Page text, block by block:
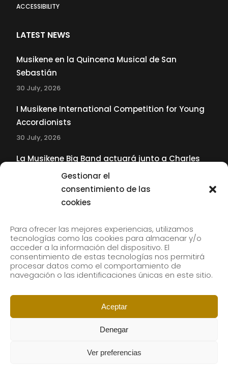
Gestionar el
consentimiento de las
cookies
Para ofrecer las mejores experiencias, utilizamos
tecnologías como las cookies para almacenar y/o
acceder a la información del dispositivo. El
consentimiento de estas tecnologías nos permitirá
procesar datos como el comportamiento de
navegación o las identificaciones únicas en este sitio.
Aceptar
Denegar
Ver preferencias
ACCESSIBILITY
LATEST NEWS
Musikene en la Quincena Musical de San
Sebastián
30 July, 2026
I Musikene International Competition for Young
Accordionists
30 July, 2026
La Musikene Big Band actuará junto a Charles
Tolliver en el 61 Jazzaldia
Subscribe to our newsletter to receive our news by
email.